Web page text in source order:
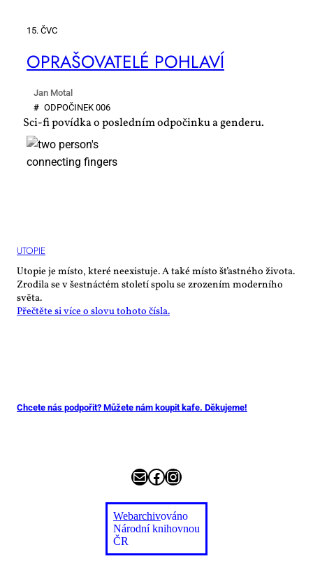
15. ČVC
OPRA­ŠO­VA­TE­LÉ PO­HLA­VÍ
Jan Motal
# OD­PO­ČI­NEK 006
Sci-fi povídka o posledním odpočinku a genderu.
UTO­PIE
Utopie je místo, které neexistuje. A také místo šťastného života.
Zrodila se v šestnáctém století spolu se zrozením moderního
světa.
Přečtěte si více o slovu tohoto čísla.
Chcete nás podpořit? Můžete nám koupit kafe. Děkujeme!
E-mailFacebook
Instagram
Webarchivováno
Národní knihovnou
ČR